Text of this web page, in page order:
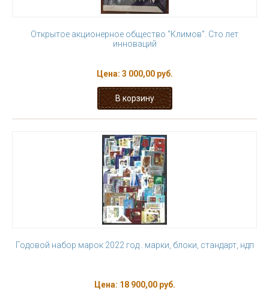
Открытое акционерное общество "Климов". Сто лет
инноваций
Цена: 3 000,00 руб.
Годовой набор марок 2022 год . марки, блоки, стандарт, ндп
Цена: 18 900,00 руб.